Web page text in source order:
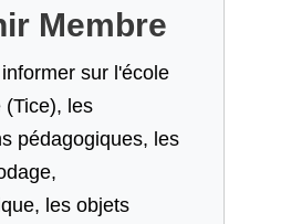
Membre
sur l'école
(Tice), les
pédagogiques, les
les objets